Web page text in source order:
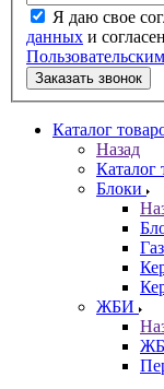
Я даю свое
данных и
Заказать звонок
Каталог
Назад
Каталог
Блоки
ЖБИ